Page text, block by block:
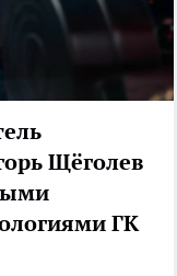
Щёголев
ГК